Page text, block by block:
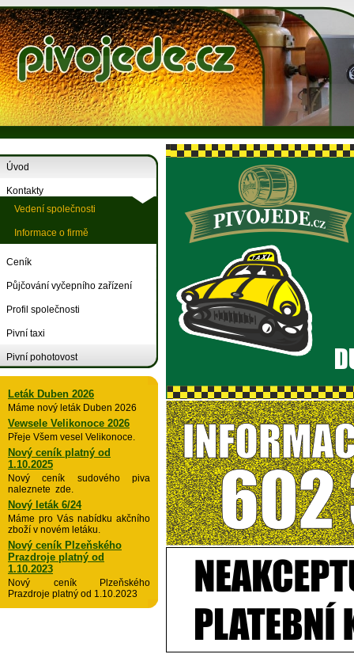
Úvod
Kontakty
Vedení společnosti
Informace o firmě
Ceník
Půjčování vyčepního zařízení
Profil společnosti
Pivní taxi
Pivní pohotovost
Leták Duben 2026
Máme nový leták Duben 2026
Vewsele Velikonoce 2026
Přeje Všem vesel Velikonoce.
Nový ceník platný od
1.10.2025
Nový ceník sudového piva
naleznete zde.
Nový leták 6/24
Máme pro Vás nabídku akčního
zboží v novém letáku.
Nový ceník Plzeňského
Prazdroje platný od
1.10.2023
Nový ceník Plzeňského
Prazdroje platný od 1.10.2023